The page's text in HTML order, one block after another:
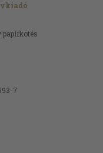
papírkötés
7